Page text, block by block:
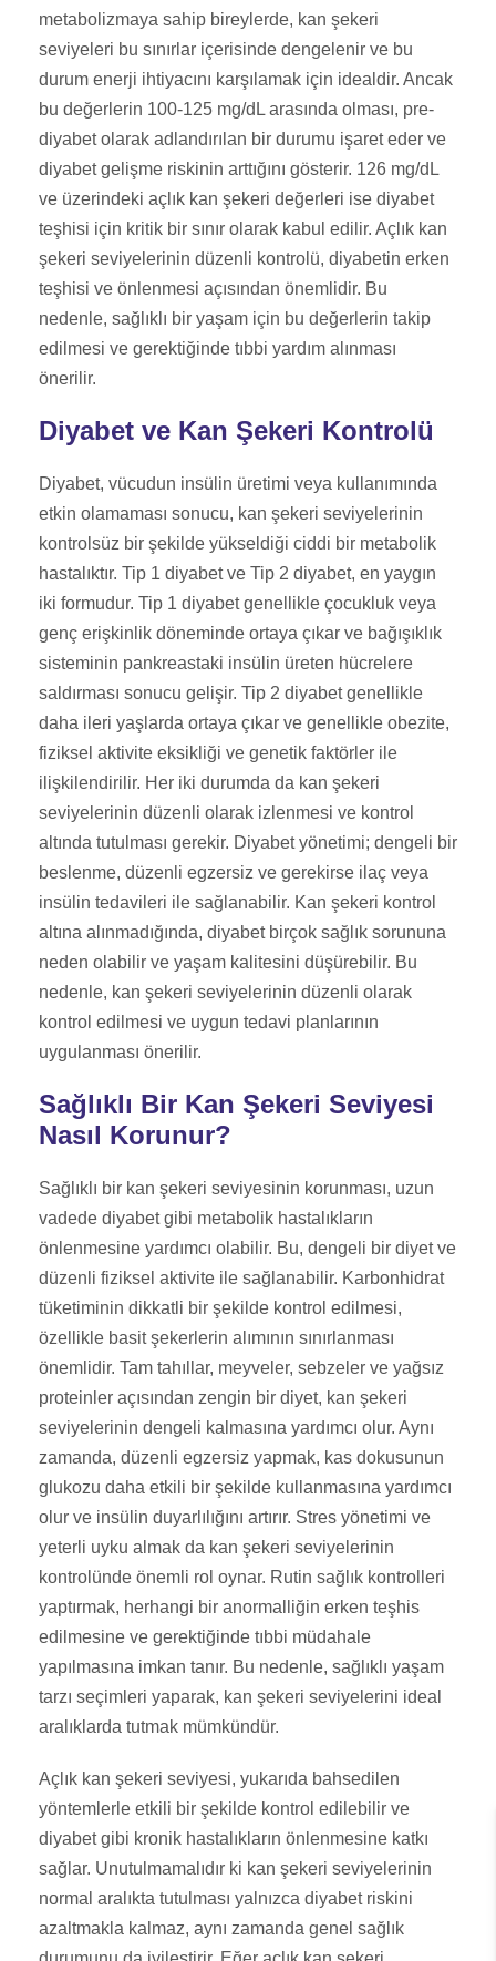
metabolizmaya sahip bireylerde, kan şekeri
seviyeleri bu sınırlar içerisinde dengelenir ve bu
durum enerji ihtiyacını karşılamak için idealdir. Ancak
bu değerlerin 100-125 mg/dL arasında olması, pre-
diyabet olarak adlandırılan bir durumu işaret eder ve
diyabet gelişme riskinin arttığını gösterir. 126 mg/dL
ve üzerindeki açlık kan şekeri değerleri ise diyabet
teşhisi için kritik bir sınır olarak kabul edilir. Açlık kan
şekeri seviyelerinin düzenli kontrolü, diyabetin erken
teşhisi ve önlenmesi açısından önemlidir. Bu
nedenle, sağlıklı bir yaşam için bu değerlerin takip
edilmesi ve gerektiğinde tıbbi yardım alınması
önerilir.
Diyabet ve Kan Şekeri Kontrolü
Diyabet, vücudun insülin üretimi veya kullanımında
etkin olamaması sonucu, kan şekeri seviyelerinin
kontrolsüz bir şekilde yükseldiği ciddi bir metabolik
hastalıktır. Tip 1 diyabet ve Tip 2 diyabet, en yaygın
iki formudur. Tip 1 diyabet genellikle çocukluk veya
genç erişkinlik döneminde ortaya çıkar ve bağışıklık
sisteminin pankreastaki insülin üreten hücrelere
saldırması sonucu gelişir. Tip 2 diyabet genellikle
daha ileri yaşlarda ortaya çıkar ve genellikle obezite,
fiziksel aktivite eksikliği ve genetik faktörler ile
ilişkilendirilir. Her iki durumda da kan şekeri
seviyelerinin düzenli olarak izlenmesi ve kontrol
altında tutulması gerekir. Diyabet yönetimi; dengeli bir
beslenme, düzenli egzersiz ve gerekirse ilaç veya
insülin tedavileri ile sağlanabilir. Kan şekeri kontrol
altına alınmadığında, diyabet birçok sağlık sorununa
neden olabilir ve yaşam kalitesini düşürebilir. Bu
nedenle, kan şekeri seviyelerinin düzenli olarak
kontrol edilmesi ve uygun tedavi planlarının
uygulanması önerilir.
Sağlıklı Bir Kan Şekeri Seviyesi
Nasıl Korunur?
Sağlıklı bir kan şekeri seviyesinin korunması, uzun
vadede diyabet gibi metabolik hastalıkların
önlenmesine yardımcı olabilir. Bu, dengeli bir diyet ve
düzenli fiziksel aktivite ile sağlanabilir. Karbonhidrat
tüketiminin dikkatli bir şekilde kontrol edilmesi,
özellikle basit şekerlerin alımının sınırlanması
önemlidir. Tam tahıllar, meyveler, sebzeler ve yağsız
proteinler açısından zengin bir diyet, kan şekeri
seviyelerinin dengeli kalmasına yardımcı olur. Aynı
zamanda, düzenli egzersiz yapmak, kas dokusunun
glukozu daha etkili bir şekilde kullanmasına yardımcı
olur ve insülin duyarlılığını artırır. Stres yönetimi ve
yeterli uyku almak da kan şekeri seviyelerinin
kontrolünde önemli rol oynar. Rutin sağlık kontrolleri
yaptırmak, herhangi bir anormalliğin erken teşhis
edilmesine ve gerektiğinde tıbbi müdahale
yapılmasına imkan tanır. Bu nedenle, sağlıklı yaşam
tarzı seçimleri yaparak, kan şekeri seviyelerini ideal
aralıklarda tutmak mümkündür.
Açlık kan şekeri seviyesi, yukarıda bahsedilen
yöntemlerle etkili bir şekilde kontrol edilebilir ve
diyabet gibi kronik hastalıkların önlenmesine katkı
sağlar. Unutulmamalıdır ki kan şekeri seviyelerinin
normal aralıkta tutulması yalnızca diyabet riskini
azaltmakla kalmaz, aynı zamanda genel sağlık